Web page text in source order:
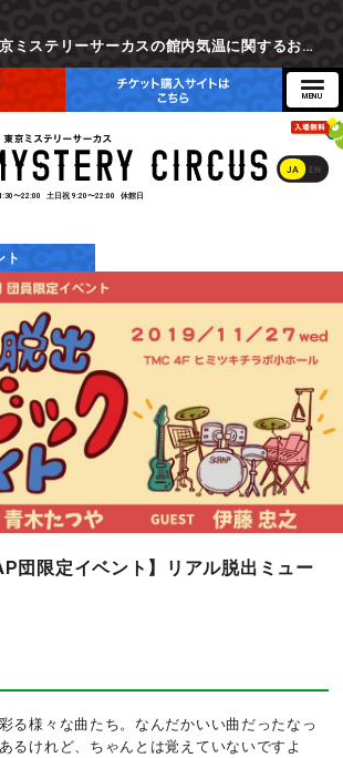
【重要】東京ミステリーサーカスの館内気温に関するお詫びとご参加辞退時の返金対応について
JA EN
〜22:00 土日祝 9:20〜22:00 休館日
ト
団限定イベント】リアル脱出ミュー
る様々な曲たち。なんだかいい曲だったなっ
るけれど、ちゃんとは覚えていないですよ